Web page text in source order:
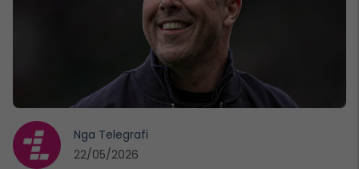
Nga Telegrafi
22/05/2026